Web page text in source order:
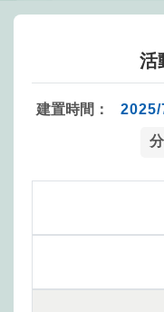
活
建置時間：